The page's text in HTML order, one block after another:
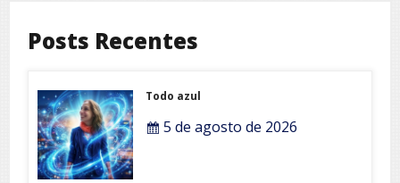
Posts Recentes
Todo azul
5 de agosto de 2026